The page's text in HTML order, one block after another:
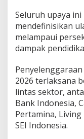
Seluruh upaya
mendefinisikan
melampaui
dampak
2026 terlaksana
lintas sektor,
Bank Indonesia,
Pertamina,
SEI Indonesia.